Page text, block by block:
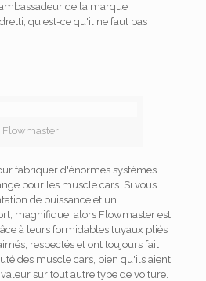
de la marque
qu'est-ce qu'il ne faut pas
Flowmaster
fabriquer d'énormes systèmes
pour les muscle cars. Si vous
de puissance et un
magnifique, alors Flowmaster est
à leurs formidables tuyaux pliés
respectés et ont toujours fait
des muscle cars, bien qu'ils aient
sur tout autre type de voiture.